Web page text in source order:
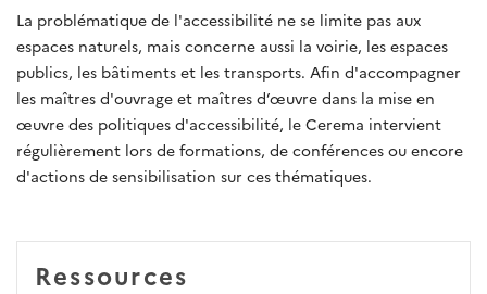
La problématique de l'accessibilité ne se limite pas aux
espaces naturels, mais concerne aussi la voirie, les espaces
publics, les bâtiments et les transports. Afin d'accompagner
les maîtres d'ouvrage et maîtres d’œuvre dans la mise en
œuvre des politiques d'accessibilité, le Cerema intervient
régulièrement lors de formations, de conférences ou encore
d'actions de sensibilisation sur ces thématiques.
Ressources